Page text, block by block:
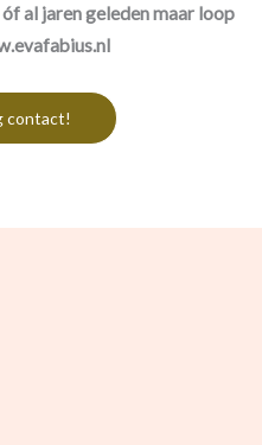
al jaren geleden maar loop
contact!